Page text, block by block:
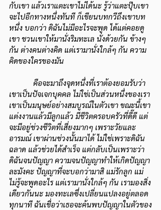
กับเขา แล้วเราแตะเขาไม่ได้นะ รู้ว่าแตะปุ๊บเขา
จะไปอีกทางหนึ่งทันที ก็เขียนบทกวีถึงเขาบท
หนึ่ง บอกว่า ดิฉันไม่มีอะไรจะพูด ได้แต่คอยดู
เขา ชวนเขาให้มานั่งริมทะเล นั่งด้วยกัน ข้างๆ
กัน ต่างคนต่างคิด แต่เรามานั่งใกล้ๆ กัน ความ
คิดของใครของมัน
คือจะมาถึงจุดหนึ่งที่เราต้องยอมรับว่า
เขาเป็นปัจเจกบุคคล ไม่ใช่เป็นส่วนหนึ่งของเรา
เขาเป็นมนุษย์อย่างสมบูรณ์ในตัวเขา ขณะนี้เขา
แต่งงานแล้วมีลูกแล้ว มีชีวิตครอบครัวที่ดี๊ดี แต่
จะมีอยู่ช่วงชีวิตที่เสี่ยงมากๆ เพราะวัยและ
อารมณ์ เขาผ่านช่วงนั้นมาได้ ไม่ใช่เพราะดิฉัน
ฉลาด แล้วช่วยได้สำเร็จ แต่กลับเป็นเพราะว่า
ดิฉันจนปัญญา ความจนปัญญาทำให้เกิดปัญญา
ละมังคะ ปัญญาที่จะบอกว่ามาสิ แม่รักลูก แม่
ไม่รู้จะพูดอะไร แต่เรามานั่งใกล้ๆ กัน เรามองสิ่ง
เดียวกันนะ มองทะเลซึ่งเปลี่ยนแปลงอยู่ตลอด
ทุกนาที ฉันเชื่อว่าเธอจะค้นพบปัญญาในตัวของ